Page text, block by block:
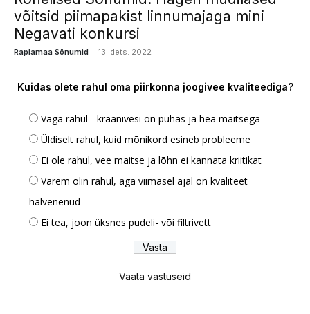
võitsid piimapakist linnumajaga mini
Negavati konkursi
Raplamaa Sõnumid - 13. dets. 2022
Kuidas olete rahul oma piirkonna joogivee kvaliteediga?
Väga rahul - kraanivesi on puhas ja hea maitsega
Üldiselt rahul, kuid mõnikord esineb probleeme
Ei ole rahul, vee maitse ja lõhn ei kannata kriitikat
Varem olin rahul, aga viimasel ajal on kvaliteet
halvenenud
Ei tea, joon üksnes pudeli- või filtrivett
Vaata vastuseid